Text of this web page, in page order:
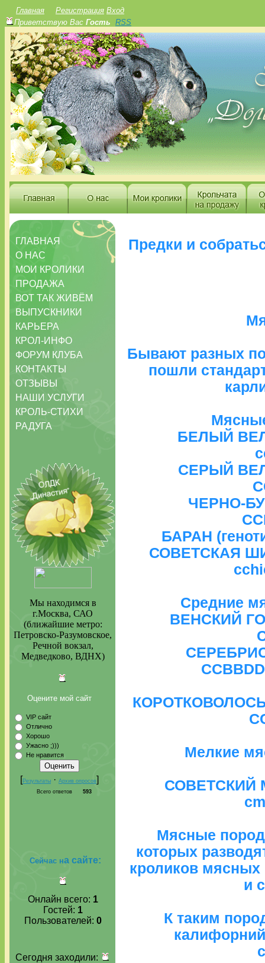
Главная Регистрация Вход
Приветствую Вас Гость RSS
ГЛАВНАЯ
О НАС
МОИ КРОЛИКИ
ПРОДАЖА
ВОТ ТАК ЖИВЁМ
ВЫПУСКНИКИ
КАРЬЕРА
КРОЛ-ИНФО
ФОРУМ КЛУБА
КОНТАКТЫ
ОТЗЫВЫ
НАШИ УСЛУГИ
КРОЛЬ-СТИХИ
РАДУГА
Мы находимся в
г.Москва, САО
(ближайшие метро:
Петровско-Разумовское,
Речной вокзал,
Медведково, ВДНХ)
Оцените мой сайт
VIP сайт
Отлично
Хорошо
Ужасно ;)))
Не нравится
[Результаты · Архив опросов]
Всего ответов 593
Сейчас на сайте:
Онлайн всего: 1
Гостей: 1
Пользователей: 0
Сегодня заходили:
Предки и
Бывают разных
пошли
БЕЛЫЙ
СЕРЫЙ
ЧЕРНО-
БАРАН
СОВЕТСКАЯ
Средние
ВЕНСКИЙ
Мелкие
СОВЕТСКИЙ
Мясные
которых
кроликов мясных
и
К таким